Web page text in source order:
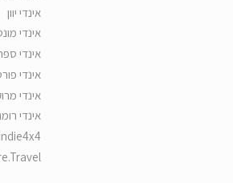
אינדי יוון
אינדי
אינדי
אינדי
אינדי
אינדי
indie4x4